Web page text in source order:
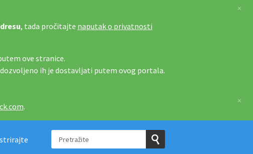
, tada pročitajte naputak o privatnosti
ove stranice.
ih je dostavljati putem ovog portala.
×
.
×
Pretražite
Pošaljite